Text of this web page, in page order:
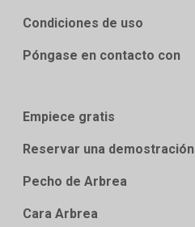
Condiciones de uso
Póngase en contacto con
Empiece gratis
Reservar una demostración
Pecho de Arbrea
Cara Arbrea